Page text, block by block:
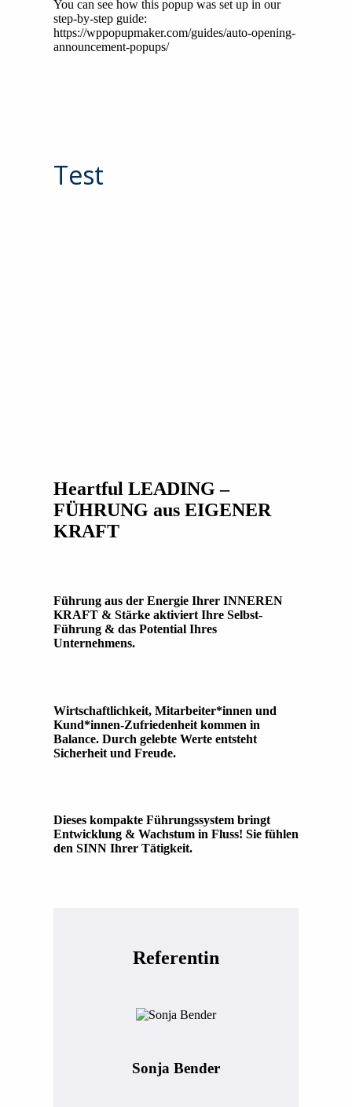
You can see how this popup was set up in our
step-by-step guide:
https://wppopupmaker.com/guides/auto-opening-
announcement-popups/
Test
Heartful LEADING –
FÜHRUNG aus EIGENER
KRAFT
Führung aus der Energie Ihrer INNEREN
KRAFT & Stärke aktiviert Ihre Selbst-
Führung & das Potential Ihres
Unternehmens.
Wirtschaftlichkeit, Mitarbeiter*innen und
Kund*innen-Zufriedenheit kommen in
Balance. Durch gelebte Werte entsteht
Sicherheit und Freude.
Dieses kompakte Führungssystem bringt
Entwicklung & Wachstum in Fluss! Sie fühlen
den SINN Ihrer Tätigkeit.
Referentin
Sonja Bender